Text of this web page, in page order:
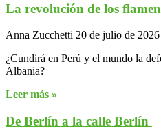
La revolución de los
Anna Zucchetti 20 de julio de 2026
¿Cundirá en Perú y el mundo la
Albania?
Leer más »
De Berlín a la calle Berlín